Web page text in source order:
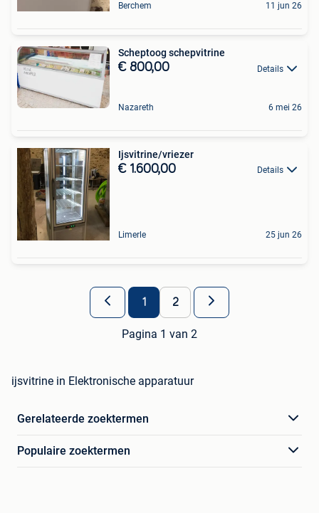
Berchem 11 jun 26
Scheptoog schepvitrine
€ 800,00 Details
Nazareth 6 mei 26
Ijsvitrine/vriezer
€ 1.600,00 Details
Limerle 25 jun 26
1 2
Pagina 1 van 2
ijsvitrine in Elektronische apparatuur
Gerelateerde zoektermen
Populaire zoektermen